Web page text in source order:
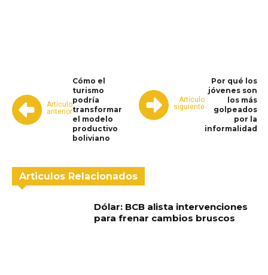
Artículo
anterior
Cómo el
turismo
podría
transformar
el modelo
productivo
boliviano
Artículo
siguiente
Por qué los
jóvenes son
los más
golpeados
por la
informalidad
Articulos Relacionados
Dólar: BCB alista intervenciones
para frenar cambios bruscos